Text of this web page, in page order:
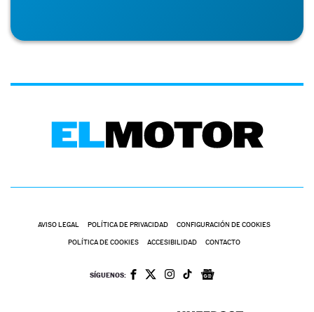
AVISO LEGAL POLÍTICA DE PRIVACIDAD CONFIGURACIÓN DE COOKIES
POLÍTICA DE COOKIES ACCESIBILIDAD CONTACTO
SÍGUENOS: